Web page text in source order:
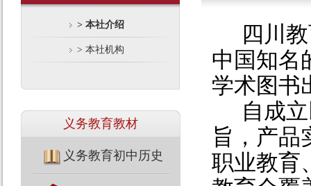
> 本社介绍
> 本社机构
义务教育教材
义务教育初中历史
四川
中国知名
学术图书
自 成立
旨，产品
职业教育